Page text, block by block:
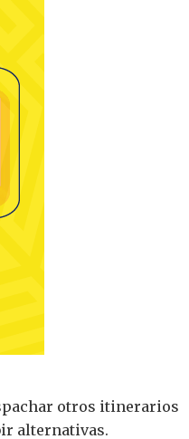
otros itinerarios
alternativas.